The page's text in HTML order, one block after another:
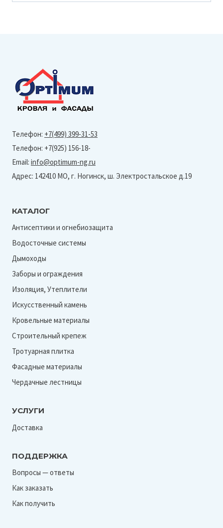
Телефон: +7(499) 399-31-53
Телефон: +7(925) 156-18-
Email: info@optimum-ng.ru
Адрес: 142410 МО, г. Ногинск, ш. Электростальское д.19
КАТАЛОГ
Антисептики и огнебиозащита
Водосточные системы
Дымоходы
Заборы и ограждения
Изоляция, Утеплители
Искусственный камень
Кровельные материалы
Строительный крепеж
Тротуарная плитка
Фасадные материалы
Чердачные лестницы
УСЛУГИ
Доставка
ПОДДЕРЖКА
Вопросы — ответы
Как заказать
Как получить